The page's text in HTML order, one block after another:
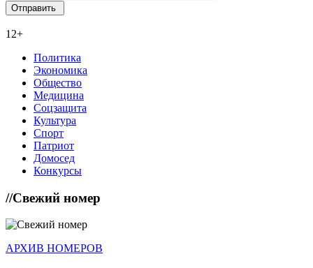
12+
Политика
Экономика
Общество
Медицина
Соцзащита
Культура
Спорт
Патриот
Домосед
Конкурсы
//Свежий номер
АРХИВ НОМЕРОВ